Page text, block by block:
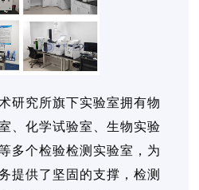
研究所旗下实验室拥有物
、化学试验室、生物实验
多个检验检测实验室，为
提供了坚固的支撑，检测